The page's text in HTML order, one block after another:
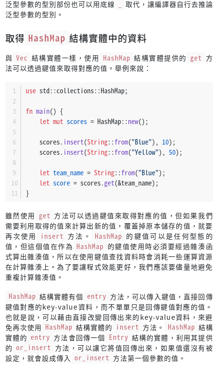
泛型參數的型別部份也可以用底線
取代，讓編譯器自行去推論
泛型參數的型別。
取得 HashMap 結構實體中的資料
與 Vec 結構實體一樣，使用 HashMap 結構實體提供的 get 方
法可以透過鍵值來取得對應的值。舉例來說：
use std::collections::HashMap;
fn main() {
let mut scores = HashMap::new();
    scores.
insert(String::from("Blue"), 10);
    scores.
insert(String::from("Yellow"), 50);
let team_name = String::from("Blue");
let score = scores.get(&team_name);
}
雖然使用 get 方法可以透過鍵值來取得對應的值，但如果我們
需要利用取得的值來計算出新的值，覆蓋掉原本儲存的值，就要
再次使用
insert 方法。 HashMap 的鍵值可以是任何型態的
值，但這個值在作為 HashMap 的鍵值使用時必須要經過雜湊函
式算出雜湊值，所以在使用鍵值查找資料時會消耗一些運算資源
在計算雜湊上。為了要讓程式效能更好，我們應該要儘量地避免
重複計算雜湊值。
HashMap 結構實體有個 entry 方法，可以傳入鍵值，直接回傳
鍵值對應的key-value資料，而不單單只是回傳鍵值對應的值。
也就是說，可以藉由直接改變回傳出來的key-value資料，來避
免再次使用 HashMap 結構實體的 insert 方法。 HashMap 結構
實體的 entry 方法會回傳一個 Entry 結構的實體，利用其提供
的 or_insert 方法，可以讓它將值回傳出來，如果值還沒有被
設定，就會設成傳入 or_insert 方法第一個參數的值。